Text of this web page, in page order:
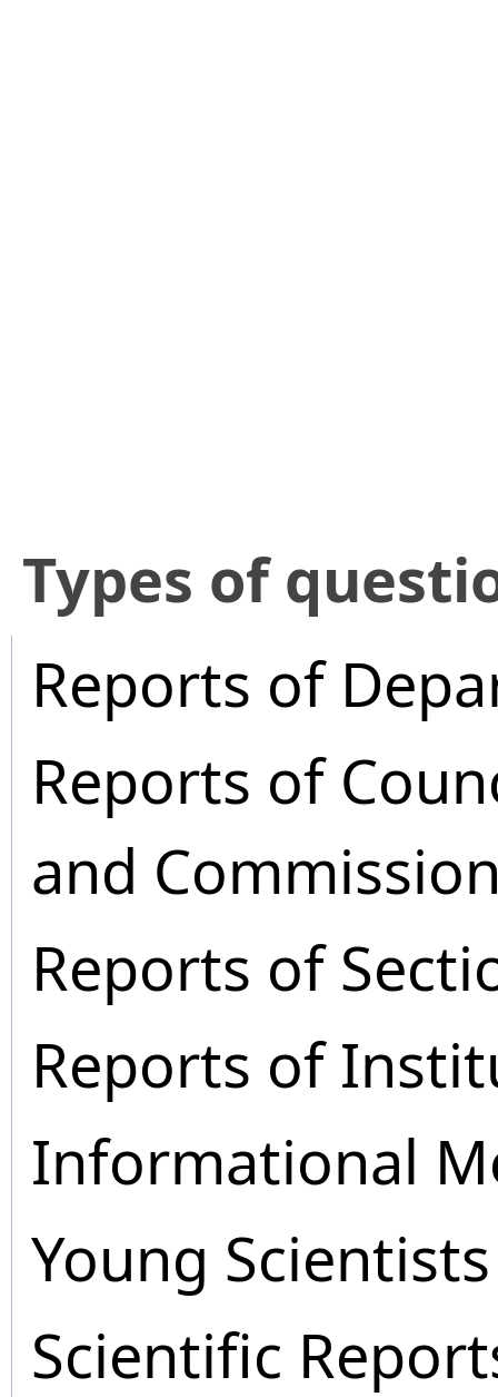
​Types of
Reports of
Reports of
and
Reports of
Reports of
Informational
Young
Scientific